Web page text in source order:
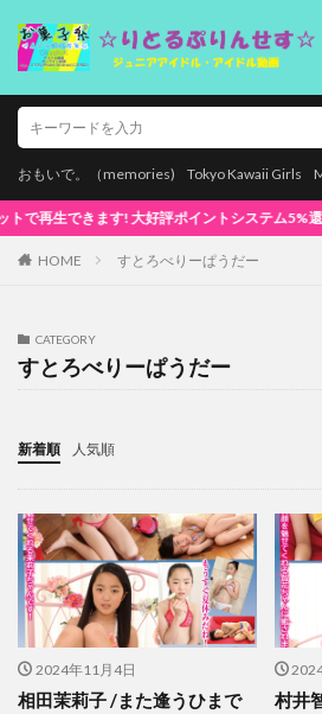
おもいで。（memories) Tokyo Kawaii Girls
イントシステム5%還元中(1ポイント=1円換算
HOME すとろべりーぱうだー
CATEGORY
すとろべりーぱうだー
新着順 人気順
2024年11月4日
相田茉莉子 /また逢うひまで 村井